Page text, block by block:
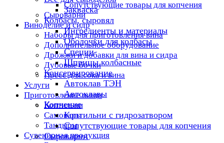
Сопутствующие товары для копчения
Сыроварни
Виноделие и сидр
Наборы для приготовления вина
Дополнительное оборудование
Дрожжи и добавки для вина и сидра
Дубовые бочки
Пресс для сока и вина
Услуги
Приготовление пищи
Коптильни
Самовары
Тандыры
Сувенирная продукция
Закваска
Колбасы, сыровял
Ингредиенты и материалы
Оболочки для колбасы
Специи
Шприцы колбасные
Консервирование
Автоклав ТЭН
Автоклавы
Копчение
Коптильни с гидрозатвором
Сопутствующие товары для копчения
Сыроварни